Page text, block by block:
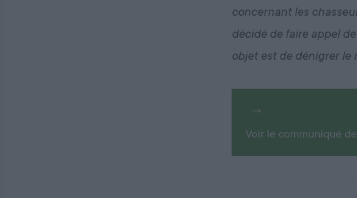
concernant les
décidé de faire appel
objet est de dénigrer le
Voir le communiqué